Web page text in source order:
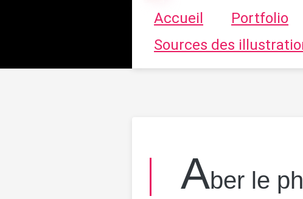
Accueil Portfolio
Sources des
Aber le